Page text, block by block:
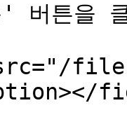
버튼을
files/